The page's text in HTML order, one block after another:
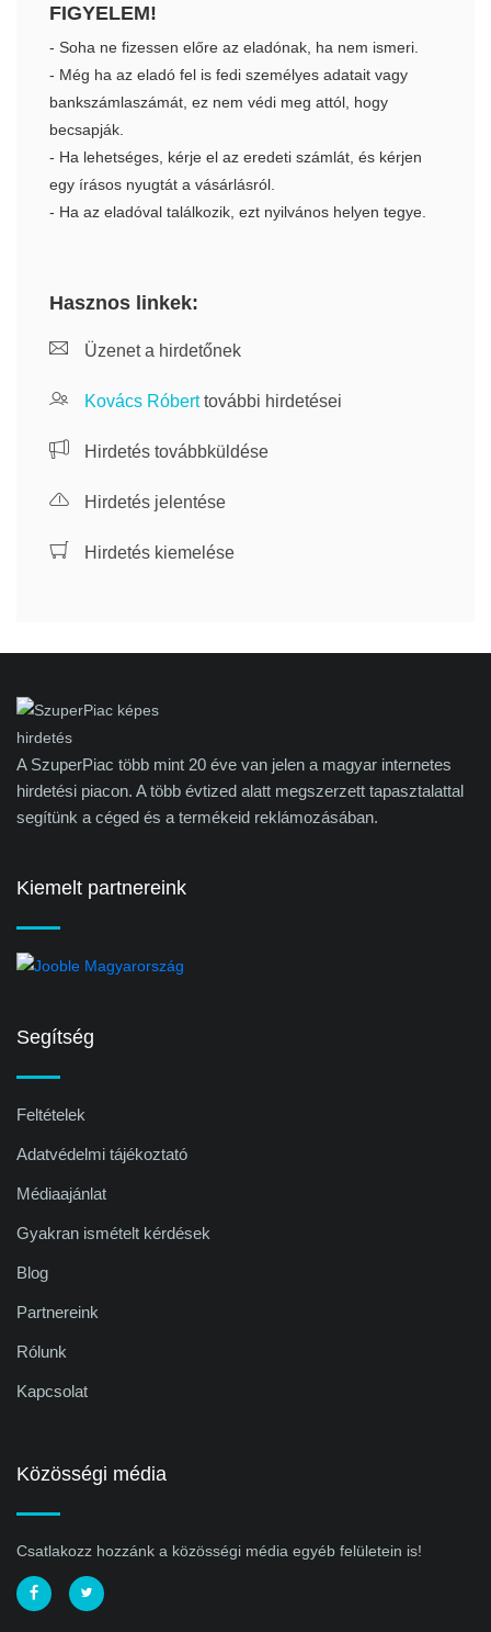
FIGYELEM!
- Soha ne fizessen előre az eladónak, ha nem ismeri.
- Még ha az eladó fel is fedi személyes adatait vagy
bankszámlaszámát, ez nem védi meg attól, hogy
becsapják.
- Ha lehetséges, kérje el az eredeti számlát, és kérjen
egy írásos nyugtát a vásárlásról.
- Ha az eladóval találkozik, ezt nyilvános helyen tegye.
Hasznos linkek:
Üzenet a hirdetőnek
Kovács Róberttovábbi hirdetései
Hirdetés továbbküldése
Hirdetés jelentése
Hirdetés kiemelése
A SzuperPiac több mint 20 éve van jelen a magyar internetes
hirdetési piacon. A több évtized alatt megszerzett tapasztalattal
segítünk a céged és a termékeid reklámozásában.
Kiemelt partnereink
Segítség
Feltételek
Adatvédelmi tájékoztató
Médiaajánlat
Gyakran ismételt kérdések
Blog
Partnereink
Rólunk
Kapcsolat
Közösségi média
Csatlakozz hozzánk a közösségi média egyéb felületein is!